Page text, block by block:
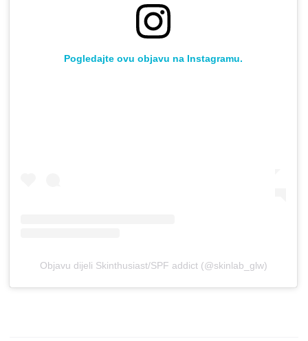
Pogledajte ovu objavu na Instagramu.
Objavu dijeli Skinthusiast/SPF addict (@skinlab_glw)